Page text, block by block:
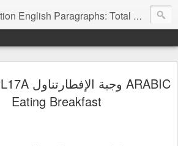
Paragraphs: Total Physical Response (TPR) Paragraphs for the High School and Adult Language Student
Eating Breakfast